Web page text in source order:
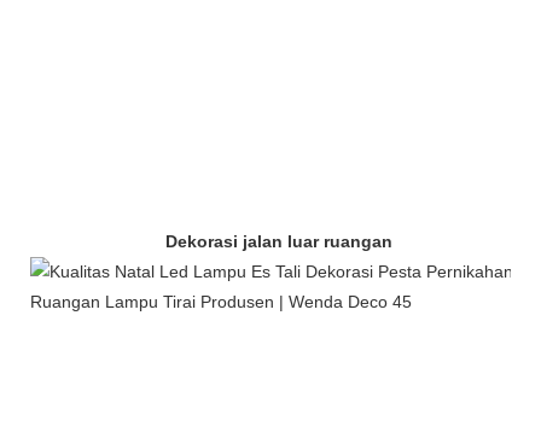
Dekorasi jalan luar ruangan